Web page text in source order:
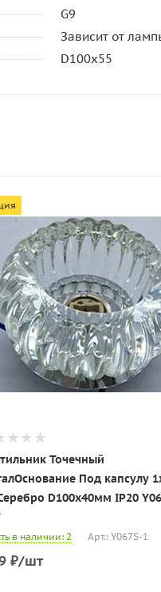
G9
Зависит от
D100х55
Точечный
Под капсулу
в наличии: 2 Арт.: Y067S-1
₽/шт